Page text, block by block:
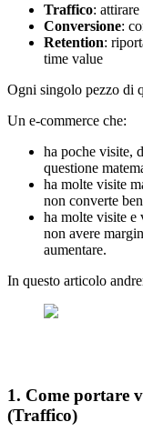
Traffico:
Conversione:
Retention:
time value
Ogni singolo pezzo di
Un e-commerce che:
ha poche visite,
questione
ha molte visite
non converte
ha molte visite e
non avere
aumentare.
In questo articolo
1. Come portare
(Traffico)